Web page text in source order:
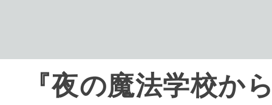
『夜の魔法学校か